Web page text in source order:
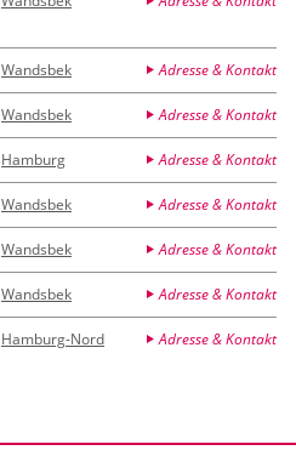
Wandsbek Adresse & Kontakt
Wandsbek Adresse & Kontakt
Hamburg Adresse & Kontakt
Wandsbek Adresse & Kontakt
Wandsbek Adresse & Kontakt
Wandsbek Adresse & Kontakt
Hamburg-Nord Adresse & Kontakt